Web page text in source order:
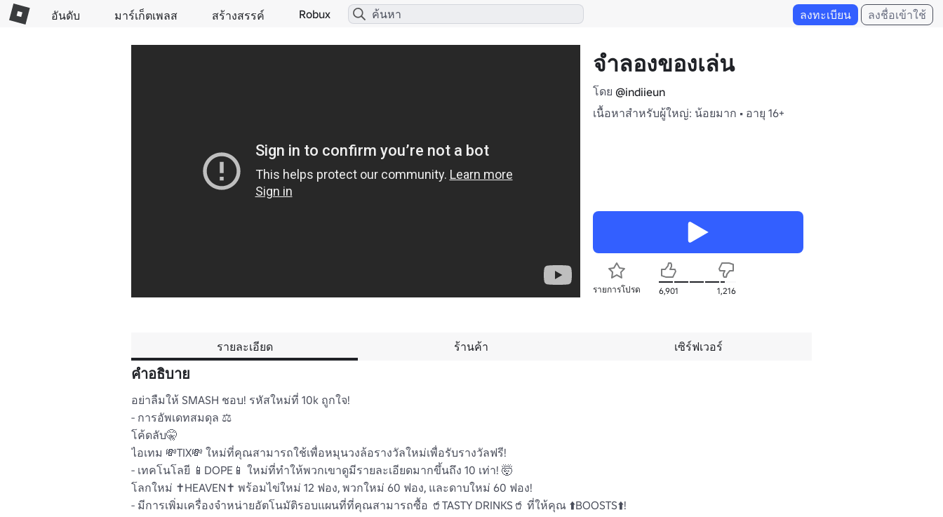
อันดับ มาร์เก็ตเพลส สร้างสรรค์ Robux ลงทะเบียน ลงชื่อเข้าใช้
จําลองของเล่น
โดย @indiieun
เนื้อหาสำหรับผู้ใหญ่: น้อยมาก • อายุ 16+
รายการโปรด 6,901 1,216
รายละเอียด ร้านค้า เซิร์ฟเวอร์
คำอธิบาย
อย่าลืมให้ SMASH ชอบ! รหัสใหม่ที่ 10k ถูกใจ!
- การอัพเดทสมดุล ⚖️
โค้ดลับ🤫
ไอเทม 💸TIX💸 ใหม่ที่คุณสามารถใช้เพื่อหมุนวงล้อรางวัลใหม่เพื่อรับรางวัลฟรี!
- เทคโนโลยี 📱DOPE📱 ใหม่ที่ทําให้พวกเขาดูมีรายละเอียดมากขึ้นถึง 10 เท่า! 🤯
โลกใหม่ ✝️HEAVEN✝️ พร้อมไข่ใหม่ 12 ฟอง, พวกใหม่ 60 ฟอง, และดาบใหม่ 60 ฟอง!
- มีการเพิ่มเครื่องจําหน่ายอัตโนมัติรอบแผนที่ที่คุณสามารถซื้อ 🥤TASTY DRINKS🥤 ที่ให้คุณ ⬆️BOOSTS⬆️!